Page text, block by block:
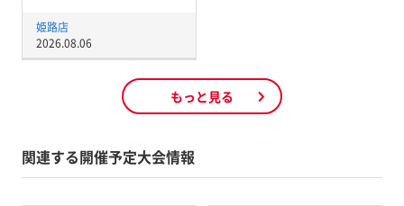
姫路店
2026.08.06
もっと見る
関連する開催予定大会情報